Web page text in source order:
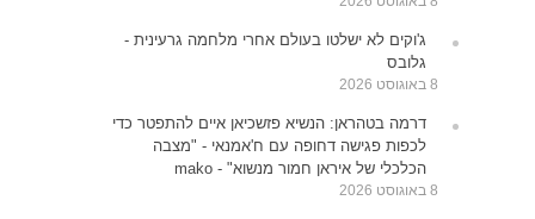
ג'וקים לא ישלטו בעולם אחרי מלחמה גרעינית -
גלובס
8 באוגוסט 2026
דרמה בטהראן: הנשיא פזשכיאן איים להתפטר כדי
לכפות פגישה דחופה עם ח'אמנאי - "מצבה
הכלכלי של איראן חמור מנשוא" - mako
8 באוגוסט 2026